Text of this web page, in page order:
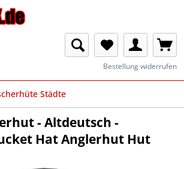
Bestellung widerrufen
Städte
- Altdeutsch -
Hat Anglerhut Hut